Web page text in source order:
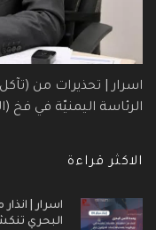
اسرار | تحذيرات من
الرئاسة اليمنيّة في فخ
الاكثر قراءة
البحري